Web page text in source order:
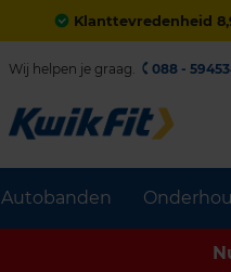
Klanttevredenheid
Autobanden
Wij helpen je graag. 088 -